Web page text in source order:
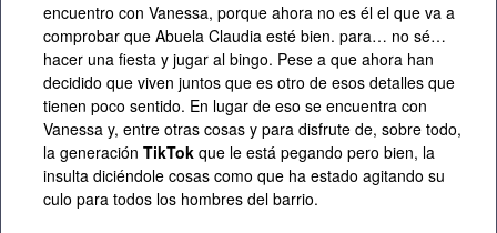
encuentro con Vanessa, porque ahora no es él el que va a
comprobar que Abuela Claudia esté bien. para… no sé…
hacer una fiesta y jugar al bingo. Pese a que ahora han
decidido que viven juntos que es otro de esos detalles que
tienen poco sentido. En lugar de eso se encuentra con
Vanessa y, entre otras cosas y para disfrute de, sobre todo,
la generación TikTok que le está pegando pero bien, la
insulta diciéndole cosas como que ha estado agitando su
culo para todos los hombres del barrio.